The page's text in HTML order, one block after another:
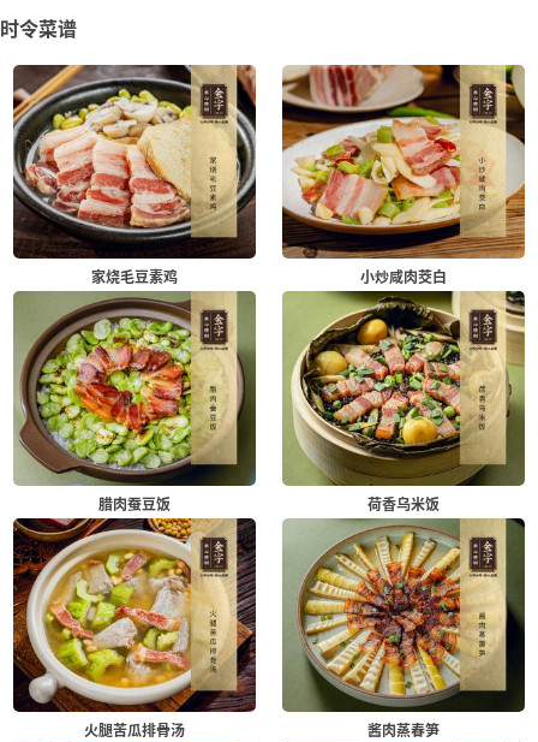
时令菜谱
家烧毛豆素鸡 小炒咸肉茭白
腊肉蚕豆饭 荷香乌米饭
火腿苦瓜排骨汤 酱肉蒸春笋